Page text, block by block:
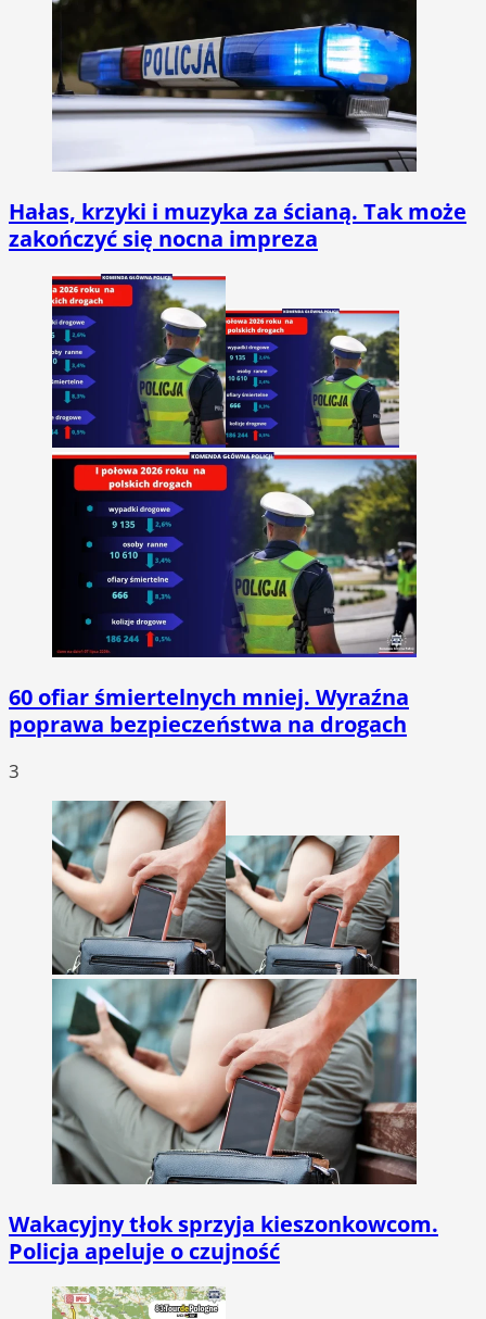
Hałas, krzyki i muzyka za ścianą. Tak może
zakończyć się nocna impreza
60 ofiar śmiertelnych mniej. Wyraźna
poprawa bezpieczeństwa na drogach
3
Wakacyjny tłok sprzyja kieszonkowcom.
Policja apeluje o czujność